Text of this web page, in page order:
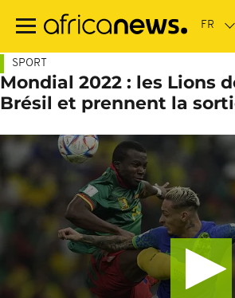
contenu
SPORT
Mondial 2022 : les Lions
Brésil et prennent la